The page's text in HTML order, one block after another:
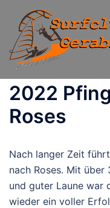
Inhalt
springen
2022
Roses
Nach langer Zeit
nach Roses. Mit über
und guter Laune war
wieder ein voller